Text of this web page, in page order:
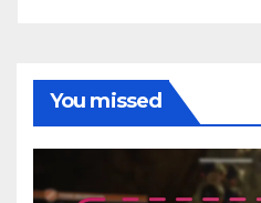
You missed